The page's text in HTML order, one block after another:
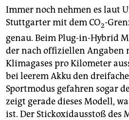
Immer noch nehmen es laut
Stuttgarter mit dem CO2-
genau. Beim Plug-in-Hybrid
der nach offiziellen Angaben
Klimagases pro Kilometer
bei leerem Akku den
Sportmodus gefahren sogar
zeigt gerade dieses Modell,
ist. Der Stickoxid­ausstoß des